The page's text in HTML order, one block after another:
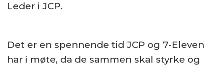
Leder i JCP.
Det er en spennende tid JCP og 7-Eleven
har i møte, da de sammen skal styrke og